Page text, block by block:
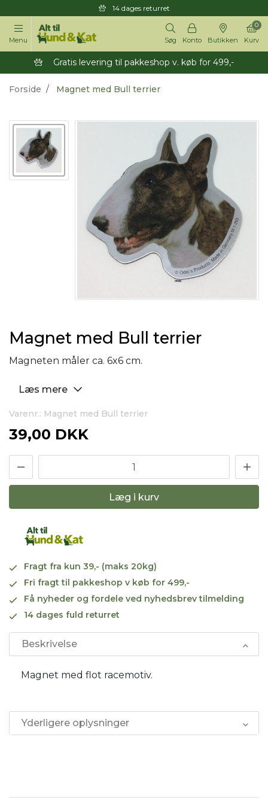
14 dages returret
Menu Søg Konto Butikken Kurv
0
Gratis levering til pakkeshop v. køb for 499,-
Forside Magnet med Bull terrier
Magnet med Bull terrier
Magneten måler ca. 6x6 cm.
Læs mere
Varenr.: Magnet med Bull terrier
39,00 DKK
Læg i kurv
Fragt fra kun 39,- (maks 20kg)
Fri fragt til pakkeshop v køb for 499,-
Få nyheder og fordele ved nyhedsbrev tilmelding
14 dages fuld returret
Beskrivelse
Magnet med flot racemotiv.
Yderligere oplysninger